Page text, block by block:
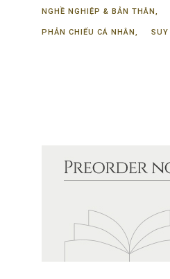
NGHỀ NGHIỆP & BẢN THÂN
PHẢN CHIẾU CÁ NHÂN